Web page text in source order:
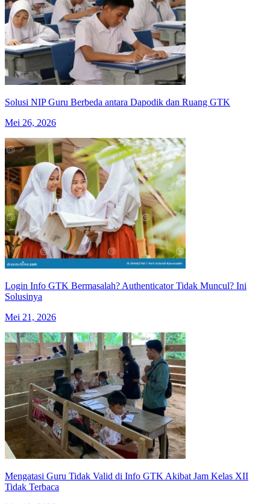
Solusi NIP Guru Berbeda antara Dapodik dan Ruang GTK
Mei 26, 2026
Login Info GTK Bermasalah? Authenticator Tidak Muncul? Ini
Solusinya
Mei 21, 2026
Mengatasi Guru Tidak Valid di Info GTK Akibat Jam Kelas XII
Tidak Terbaca